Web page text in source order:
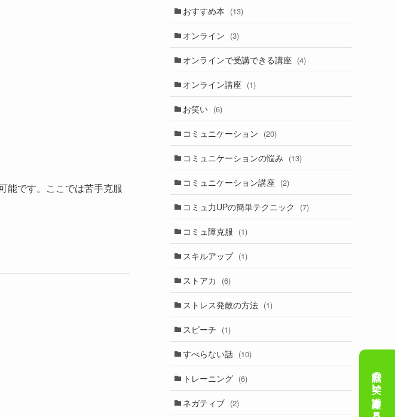
能です。ここでは苦手克服
おすすめ本 (13)
オンライン (3)
オンラインで受講できる講座 (4)
オンライン講座 (1)
お笑い (6)
コミュニケーション (20)
コミュニケーションの悩み (13)
コミュニケーション講座 (2)
コミュ力UPの簡単テクニック (7)
コミュ障克服 (1)
スキルアップ (1)
ストアカ (6)
ストレス発散の方法 (1)
スピーチ (1)
すべらない話 (10)
トレーニング (6)
ネガティブ (2) 会話の笑い講座を見る